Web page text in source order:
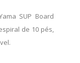
SUP Board
de 10 pés,